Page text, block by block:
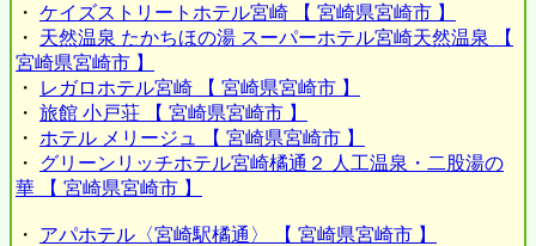
・ ケイズストリートホテル宮崎 【 宮崎県宮崎市 】
・ 天然温泉 たかちほの湯 スーパーホテル宮崎天然温泉 【
宮崎県宮崎市 】
・
レガロホテル宮崎 【 宮崎県宮崎市 】
・ 旅館 小戸荘 【 宮崎県宮崎市 】
・ ホテル メリージュ 【 宮崎県宮崎市 】
・ グリーンリッチホテル宮崎橘通２ 人工温泉・二股湯の
華 【 宮崎県宮崎市 】
・ アパホテル〈宮崎駅橘通〉 【 宮崎県宮崎市 】